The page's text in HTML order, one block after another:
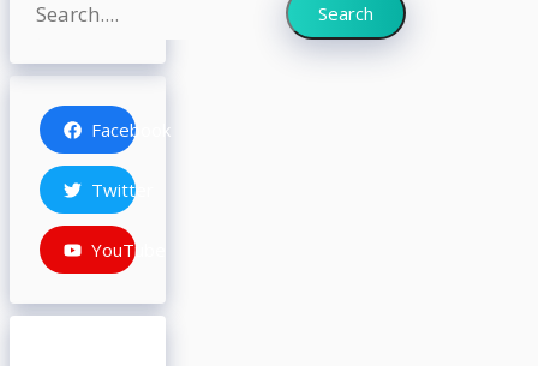
Search
Facebook
Twitter
YouTube